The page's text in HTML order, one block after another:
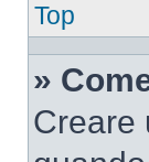
Top
»
Creare